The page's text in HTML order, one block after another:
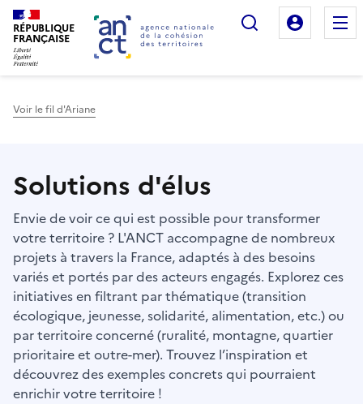
RÉPUBLIQUE
FRANÇAISE
Rechercher
Mon
Voir le fil d'Ariane
Solutions d'élus
Envie de voir ce qui est possible pour transformer
votre territoire ? L'ANCT accompagne de nombreux
projets à travers la France, adaptés à des besoins
variés et portés par des acteurs engagés. Explorez ces
initiatives en filtrant par thématique (transition
écologique, jeunesse, solidarité, alimentation, etc.) ou
par territoire concerné (ruralité, montagne, quartier
prioritaire et outre-mer). Trouvez l’inspiration et
découvrez des exemples concrets qui pourraient
enrichir votre territoire !